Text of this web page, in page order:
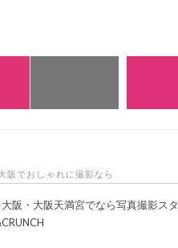
阪でおしゃれに撮影なら
阪・大阪天満宮でなら写真撮影スタ